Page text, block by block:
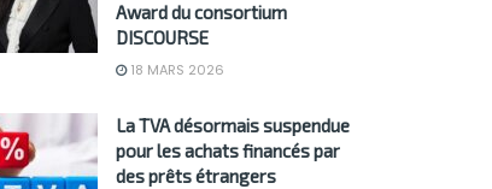
Award du consortium
DISCOURSE
18 MARS 2026
La TVA désormais suspendue
pour les achats financés par
des prêts étrangers